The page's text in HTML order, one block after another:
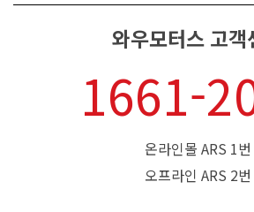
와우모터스 고객
1661-
온라인몰 ARS 1번
오프라인 ARS 2번